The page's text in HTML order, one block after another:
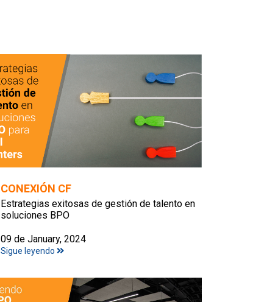
CONEXIÓN CF
Estrategias exitosas de gestión de talento en
soluciones BPO
09 de January, 2024
Sigue leyendo